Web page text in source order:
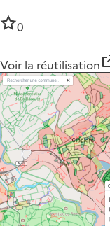
0
Voir la réutilisation